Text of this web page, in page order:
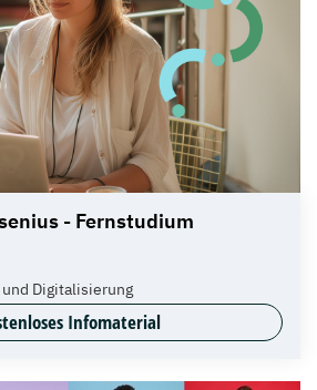
- Fernstudium
Digitalisierung
Infomaterial